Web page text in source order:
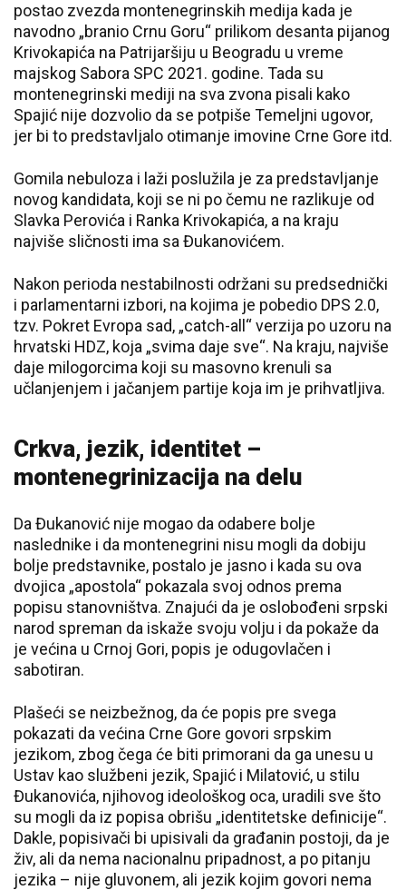
postao zvezda montenegrinskih medija kada je
navodno „branio Crnu Goru“ prilikom desanta pijanog
Krivokapića na Patrijaršiju u Beogradu u vreme
majskog Sabora SPC 2021. godine. Tada su
montenegrinski mediji na sva zvona pisali kako
Spajić nije dozvolio da se potpiše Temeljni ugovor,
jer bi to predstavljalo otimanje imovine Crne Gore itd.
Gomila nebuloza i laži poslužila je za predstavljanje
novog kandidata, koji se ni po čemu ne razlikuje od
Slavka Perovića i Ranka Krivokapića, a na kraju
najviše sličnosti ima sa Đukanovićem.
Nakon perioda nestabilnosti održani su predsednički
i parlamentarni izbori, na kojima je pobedio DPS 2.0,
tzv. Pokret Evropa sad, „catch-all“ verzija po uzoru na
hrvatski HDZ, koja „svima daje sve“. Na kraju, najviše
daje milogorcima koji su masovno krenuli sa
učlanjenjem i jačanjem partije koja im je prihvatljiva.
Crkva, jezik, identitet –
montenegrinizacija na delu
Da Đukanović nije mogao da odabere bolje
naslednike i da montenegrini nisu mogli da dobiju
bolje predstavnike, postalo je jasno i kada su ova
dvojica „apostola“ pokazala svoj odnos prema
popisu stanovništva. Znajući da je oslobođeni srpski
narod spreman da iskaže svoju volju i da pokaže da
je većina u Crnoj Gori, popis je odugovlačen i
sabotiran.
Plašeći se neizbežnog, da će popis pre svega
pokazati da većina Crne Gore govori srpskim
jezikom, zbog čega će biti primorani da ga unesu u
Ustav kao službeni jezik, Spajić i Milatović, u stilu
Đukanovića, njihovog ideološkog oca, uradili sve što
su mogli da iz popisa obrišu „identitetske definicije“.
Dakle, popisivači bi upisivali da građanin postoji, da je
živ, ali da nema nacionalnu pripadnost, a po pitanju
jezika – nije gluvonem, ali jezik kojim govori nema